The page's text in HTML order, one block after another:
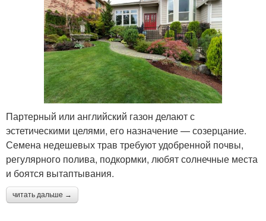
Партерный или английский газон делают с
эстетическими целями, его назначение — созерцание.
Семена недешевых трав требуют удобренной почвы,
регулярного полива, подкормки, любят солнечные места
и боятся вытаптывания.
читать дальше →